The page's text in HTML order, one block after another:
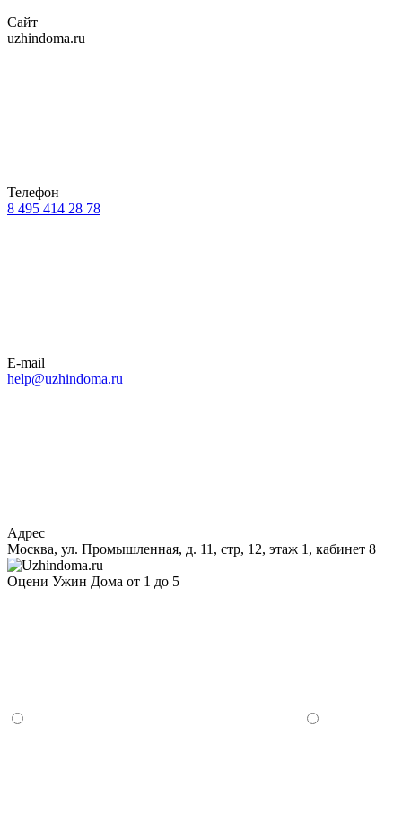
Сайт
uzhindoma.ru
Телефон
8 495 414 28 78
E-mail
help@uzhindoma.ru
Адрес
Москва, ул. Промышленная, д. 11, стр, 12, этаж 1, кабинет 8
Оцени Ужин Дома от 1 до 5